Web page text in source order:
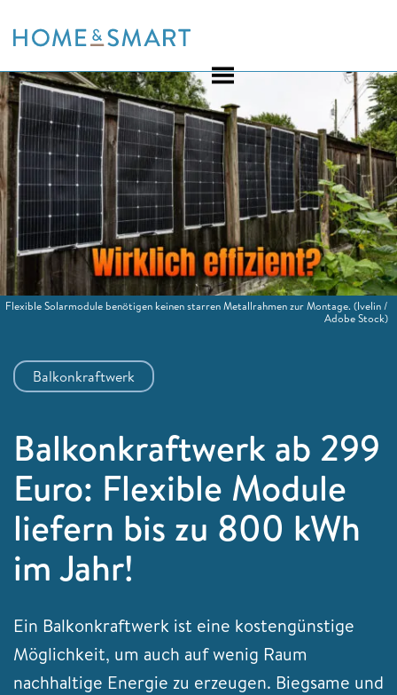
to
Balkonkraftwerk
Balkonkraftwerk ab 299
Euro: Flexible Module
liefern bis zu 800 kWh
im Jahr!
Ein Balkonkraftwerk ist eine kostengünstige
Möglichkeit, um auch auf wenig Raum
nachhaltige Energie zu erzeugen. Biegsame und
Flexible Solarmodule benötigen keinen starren Metallrahmen zur Montage.(Ivelin /
Adobe Stock)